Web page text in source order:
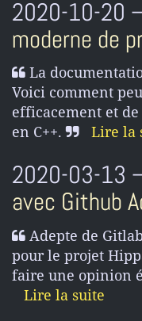
2020-10-20
moderne de
La
Voici comment
efficacement et
en C++.
Lire la
2020-03-13
avec Github
Adepte de
pour le projet
faire une opinion
Lire la suite